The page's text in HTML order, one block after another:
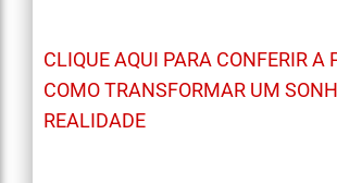
CLIQUE AQUI PARA CONFERIR A
COMO TRANSFORMAR UM
REALIDADE